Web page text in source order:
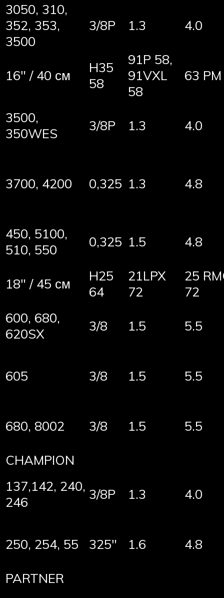
3050, 310,
352, 353,
3500
3/8P 1.3 4.0
16″ / 40 см
H35
58
91P 58,
91VXL
58
63
3500,
350WES
3/8P 1.3 4.0
3700, 4200 0,325 1.3 4.8
450, 5100,
510, 550
0,325 1.5 4.8
18″ / 45 см
H25
64
21LPX
72
25
72
600, 680,
620SX
3/8 1.5 5.5
605 3/8 1.5 5.5
680, 8002 3/8 1.5 5.5
CHAMPION
137,142, 240,
246
3/8P 1.3 4.0
250, 254, 55 325″ 1.6 4.8
PARTNER